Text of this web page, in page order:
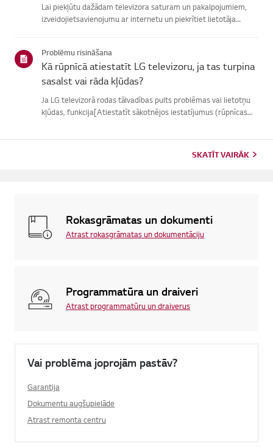
Lai piekļūtu dažādam televizora saturam un pakalpojumiem,
izveidojietsavienojumu ar internetu un piekrītiet lietotāja
Problēmu risināšana
Kā rūpnīcā atiestatīt LG televizoru, ja tas turpina
sasalst vai rāda kļūdas?
Ja LG televizorā rodas tālvadības pults problēmas vai lietotņu
kļūdas, funkcija[Atiestatīt sākotnējos iestatījumus (rūpnīcas
SKATĪT VAIRĀK
Rokasgrāmatas un dokumenti
Atrast rokasgrāmatas un dokumentāciju
Programmatūra un draiveri
Atrast programmatūru un draiverus
Vai problēma joprojām pastāv?
Garantija
Dokumentu augšupielāde
Atrast remonta centru